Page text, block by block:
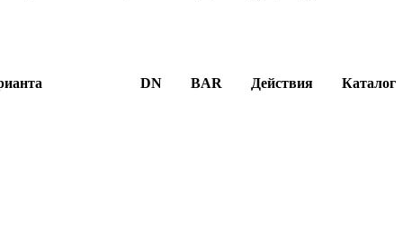
DN BAR Действия Каталог